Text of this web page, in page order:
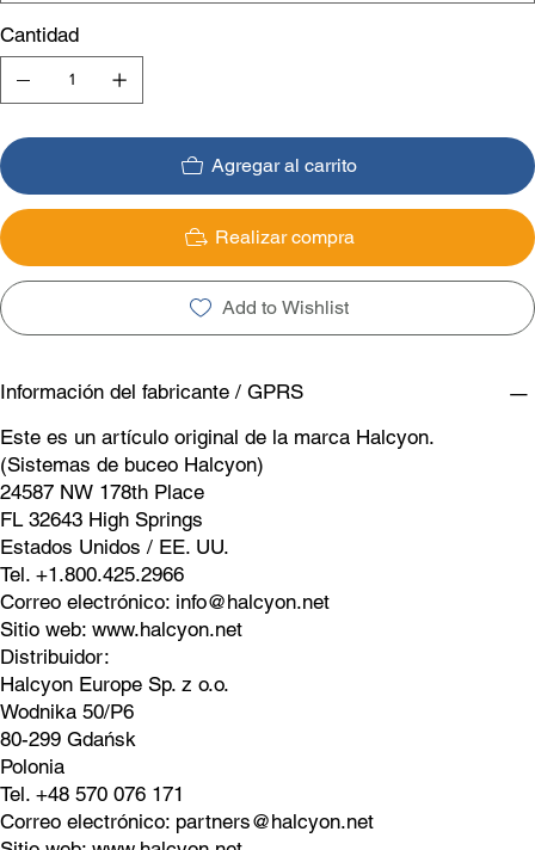
Cantidad
Agregar al carrito
Realizar compra
Add to Wishlist
Información del fabricante / GPRS
Este es un artículo original de la marca Halcyon.
(Sistemas de buceo Halcyon)
24587 NW 178th Place
FL 32643 High Springs
Estados Unidos / EE. UU.
Tel. +1.800.425.2966
Correo electrónico: info@halcyon.net
Sitio web: www.halcyon.net
Distribuidor:
Halcyon Europe Sp. z o.o.
Wodnika 50/P6
80-299 Gdańsk
Polonia
Tel. +48 570 076 171
Correo electrónico: partners@halcyon.net